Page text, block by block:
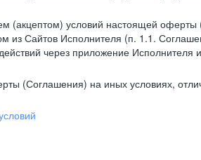
(акцептом) условий настоящей
из Сайтов Исполнителя (п. 1.1.
через приложение Исполнителя
(Соглашения) на иных условиях,